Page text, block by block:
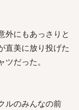
外にもあっさりと
直美に放り投げた
だった。
ルのみんなの前